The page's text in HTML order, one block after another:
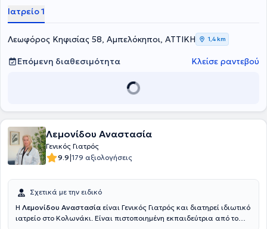
αριθμό περιστατικών με μεταβολικά νοσήματα. Τέλος, ο κ.
Τζώρτζης είναι τέως Επιστημονικός Συνεργάτης της Θεραπευτικής
"Αλεξάνδρα" και είναι μέλος της Ελληνικής Γεροντολογικής και
Ιατρείο 1
Λεωφόρος Κηφισίας 58, Αμπελόκηποι, ΑΤΤΙΚΗ 1,4 km
Επόμενη διαθεσιμότητα Κλείσε ραντεβού
Λεμονίδου Αναστασία
Γενικός Γιατρός
9.9|179 αξιολογήσεις
Σχετικά με την ειδικό
Η Λεμονίδου Αναστασία είναι Γενικός Γιατρός και διατηρεί ιδιωτικό
ιατρείο στο Κολωνάκι. Είναι πιστοποιημένη εκπαιδεύτρια από το